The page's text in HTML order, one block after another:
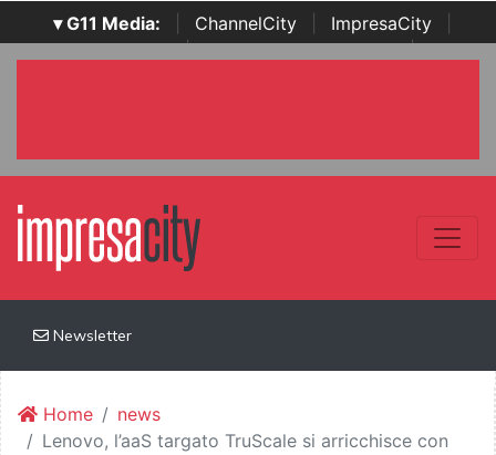
▾ G11 Media: ChannelCity ImpresaCity
SecurityOpenLab | Italian Channel Awards | Italian
Newsletter
Home
news
Lenovo, l’aaS targato TruScale si arricchisce con